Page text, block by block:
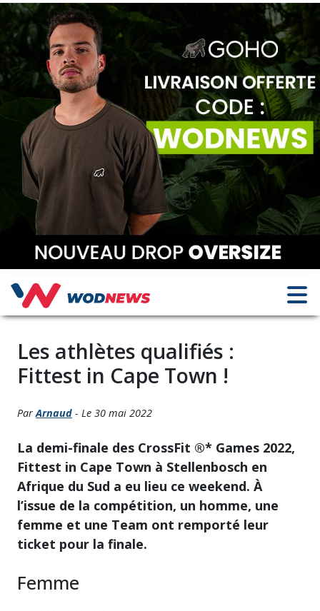
Les athlètes qualifiés :
Fittest in Cape Town !
ParArnaud - Le 30 mai 2022
La demi-finale des CrossFit ®* Games 2022,
Fittest in Cape Town à Stellenbosch en
Afrique du Sud a eu lieu ce weekend. À
l’issue de la compétition, un homme, une
femme et une Team ont remporté leur
ticket pour la finale.
Femme